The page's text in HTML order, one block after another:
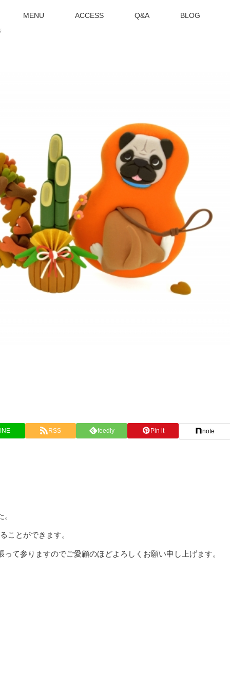
MENU ACCESS Q&A BLOG
RSS feedly Pin it note
ことができます。
て参りますのでご愛顧のほどよろしくお願い申し上げます。